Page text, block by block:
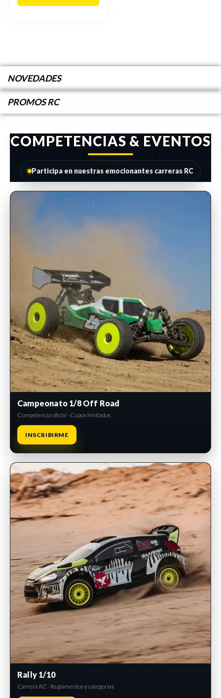
NOVEDADES
PROMOS RC
COMPETENCIAS & EVENTOS
Participa en nuestras emocionantes carreras RC
INSCRIPCIONES ABIERTAS
Campeonato 1/8 Off Road
Competencia oficial · Cupos limitados
INSCRIBIRME
INSCRIPCIONES ABIERTAS
Rally 1/10
Carrera RC · Reglamentos y categorías